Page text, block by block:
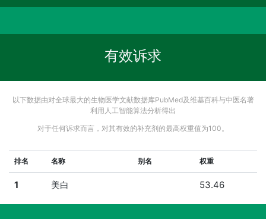
有效诉求
以下数据由对全球最大的生物医学文献数据库PubMed及维基百科与中医名著
利用人工智能算法分析得出
对于任何诉求而言，对其有效的补充剂的最高权重值为100。
排名 名称 别名 权重
1 美白 53.46